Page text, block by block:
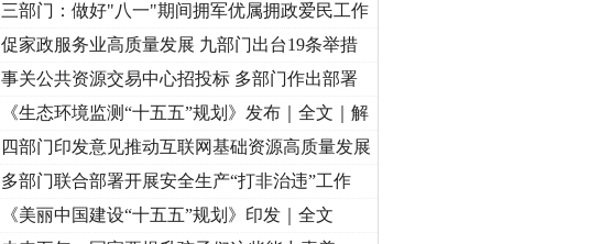
三部门：做好"八一"期间拥军优属拥政爱民工作
促家政服务业高质量发展 九部门出台19条举措
事关公共资源交易中心招投标 多部门作出部署
《生态环境监测“十五五”规划》发布｜全文｜解
读
四部门印发意见推动互联网基础资源高质量发展
多部门联合部署开展安全生产“打非治违”工作
《美丽中国建设“十五五”规划》印发｜全文